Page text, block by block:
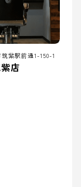
紫駅前通1-150-1
店